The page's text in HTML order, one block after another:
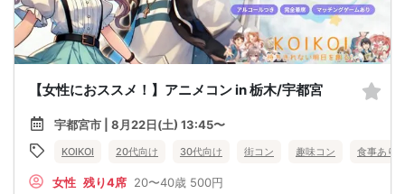
【女性におススメ！】アニメコン in 栃木/宇都宮
宇都宮市 | 8月22日(土) 13:45〜
KOIKOI 20代向け 30代向け 街コン 趣味コン 食事あり
女性 残り4席 20〜40歳 500円